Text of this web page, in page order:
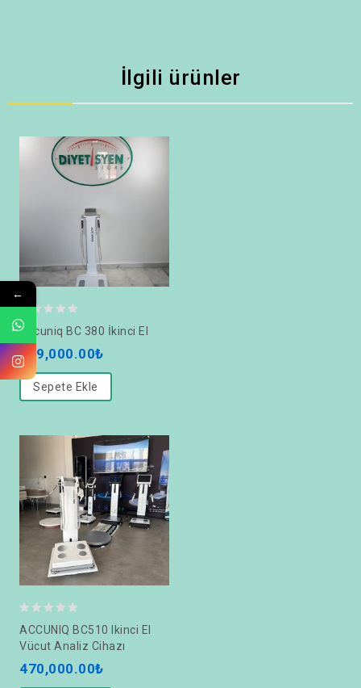
İlgili ürünler
0
out
of
Accuniq BC 380 İkinci El
189,000.00₺
Sepete Ekle
out
of
ACCUNIQ BC510 Ikinci El
Vücut Analiz Cihazı
470,000.00₺
←